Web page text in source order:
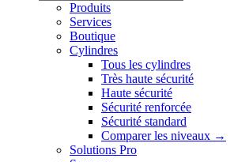
Produits
Services
Boutique
Cylindres
Tous les cylindres
Très haute sécurité
Haute sécurité
Sécurité renforcée
Sécurité standard
Comparer les niveaux →
Solutions Pro